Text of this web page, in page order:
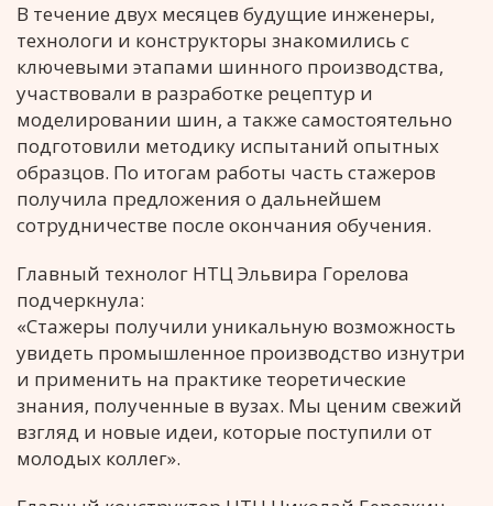
В течение двух месяцев будущие инженеры,
технологи и конструкторы знакомились с
ключевыми этапами шинного производства,
участвовали в разработке рецептур и
моделировании шин, а также самостоятельно
подготовили методику испытаний опытных
образцов. По итогам работы часть стажеров
получила предложения о дальнейшем
сотрудничестве после окончания обучения.
Главный технолог НТЦ Эльвира Горелова
подчеркнула:
«Стажеры получили уникальную возможность
увидеть промышленное производство изнутри
и применить на практике теоретические
знания, полученные в вузах. Мы ценим свежий
взгляд и новые идеи, которые поступили от
молодых коллег».